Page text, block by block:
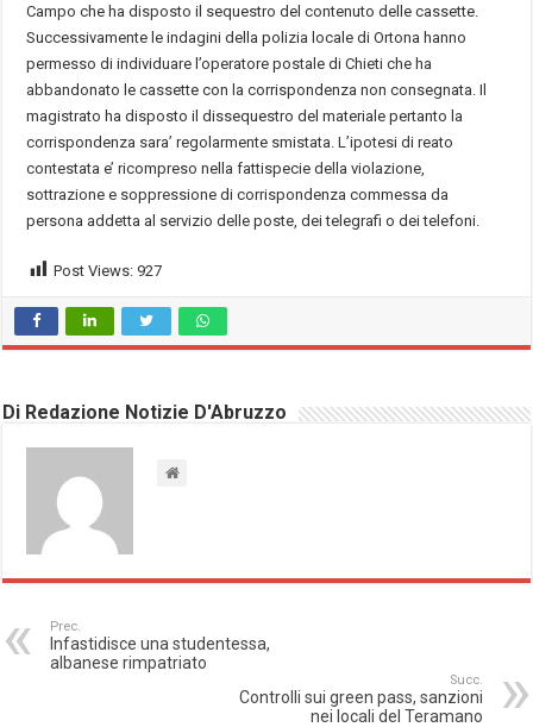
Campo che ha disposto il sequestro del contenuto delle cassette.
Successivamente le indagini della polizia locale di Ortona hanno
permesso di individuare l’operatore postale di Chieti che ha
abbandonato le cassette con la corrispondenza non consegnata. Il
magistrato ha disposto il dissequestro del materiale pertanto la
corrispondenza sara’ regolarmente smistata. L’ipotesi di reato
contestata e’ ricompreso nella fattispecie della violazione,
sottrazione e soppressione di corrispondenza commessa da
persona addetta al servizio delle poste, dei telegrafi o dei telefoni.
Post Views: 927
Di Redazione Notizie D'Abruzzo
Prec.
Infastidisce una studentessa,
albanese rimpatriato
Succ.
Controlli sui green pass, sanzioni
nei locali del Teramano